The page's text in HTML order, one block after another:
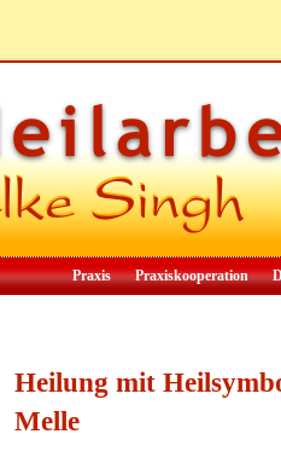
Praxis Praxiskooperation
Heilung mit
Melle